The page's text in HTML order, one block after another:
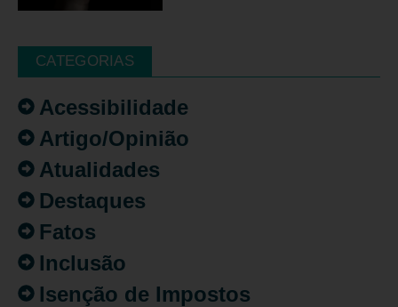
CATEGORIAS
Acessibilidade
Artigo/Opinião
Atualidades
Destaques
Fatos
Inclusão
Isenção de Impostos